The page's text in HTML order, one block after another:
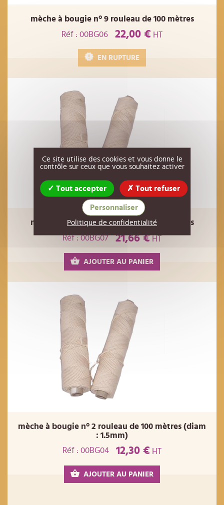
mèche à bougie n° 9 rouleau de 100 mètres
Réf : 00BG06
22,00 € HT
EN RUPTURE
mèche à bougie n° 5 rouleau de 100 mètres
Réf : 00BG07
21,66 € HT
AJOUTER AU PANIER
mèche à bougie n° 2 rouleau de 100 mètres (diam
: 1.5mm)
Réf : 00BG04
12,30 € HT
AJOUTER AU PANIER
Ce site utilise des cookies et vous donne le
contrôle sur ceux que vous souhaitez activer
Tout accepter Tout refuser
Personnaliser
Politique de confidentialité